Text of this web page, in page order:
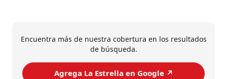
Encuentra más de nuestra cobertura en los resultados
de búsqueda.
Agrega La Estrella en Google ↗️